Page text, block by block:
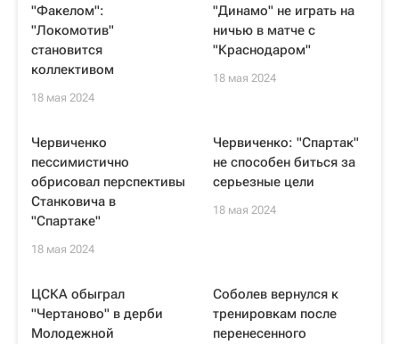
"Факелом":
"Локомотив"
становится
коллективом
18 мая 2024
"Динамо" не играть на
ничью в матче с
"Краснодаром"
18 мая 2024
Червиченко
пессимистично
обрисовал перспективы
Станковича в
"Спартаке"
18 мая 2024
Червиченко: "Спартак"
не способен биться за
серьезные цели
18 мая 2024
ЦСКА обыграл
"Чертаново" в дерби
Молодежной
Соболев вернулся к
тренировкам после
перенесенного